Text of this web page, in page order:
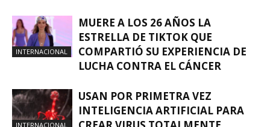
INTERNACIONAL
MUERE A LOS 26 AÑOS LA
ESTRELLA DE TIKTOK QUE
COMPARTIÓ SU EXPERIENCIA DE
LUCHA CONTRA EL CÁNCER
INTERNACIONAL
USAN POR PRIMETRA VEZ
INTELIGENCIA ARTIFICIAL PARA